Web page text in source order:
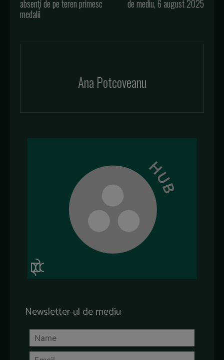
absenți de pe teren primesc
medalii
de mediu, 6 august 2025
Ana Potcoveanu
Newsletter-ul de mediu